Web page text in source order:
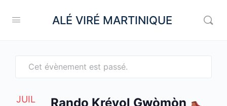
ALÉ VIRÉ MARTINIQUE
Cet évènement est passé.
JUIL Rando Kréyol Gwòmòn